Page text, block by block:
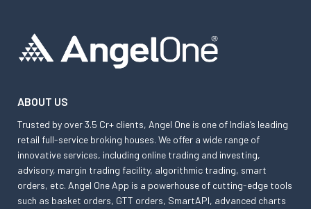
ABOUT US
Trusted by over 3.5 Cr+ clients, Angel One is one of India’s leading
retail full-service broking houses. We offer a wide range of
innovative services, including online trading and investing,
advisory, margin trading facility, algorithmic trading, smart
orders, etc. Angel One App is a powerhouse of cutting-edge tools
such as basket orders, GTT orders, SmartAPI, advanced charts